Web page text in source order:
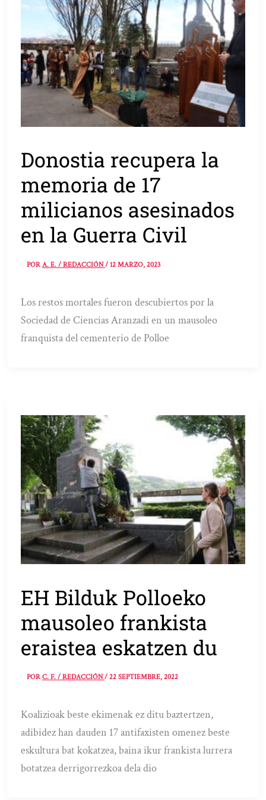
Donostia recupera la
memoria de 17
milicianos asesinados
en la Guerra Civil
PORA. E. / REDACCIÓN/12 MARZO, 2023
Los restos mortales fueron descubiertos por la
Sociedad de Ciencias Aranzadi en un mausoleo
franquista del cementerio de Polloe
EH Bilduk Polloeko
mausoleo frankista
eraistea eskatzen du
PORC. F. / REDACCIÓN/22 SEPTIEMBRE, 2022
Koalizioak beste ekimenak ez ditu baztertzen,
adibidez han dauden 17 antifaxisten omenez beste
eskultura bat kokatzea, baina ikur frankista lurrera
botatzea derrigorrezkoa dela dio